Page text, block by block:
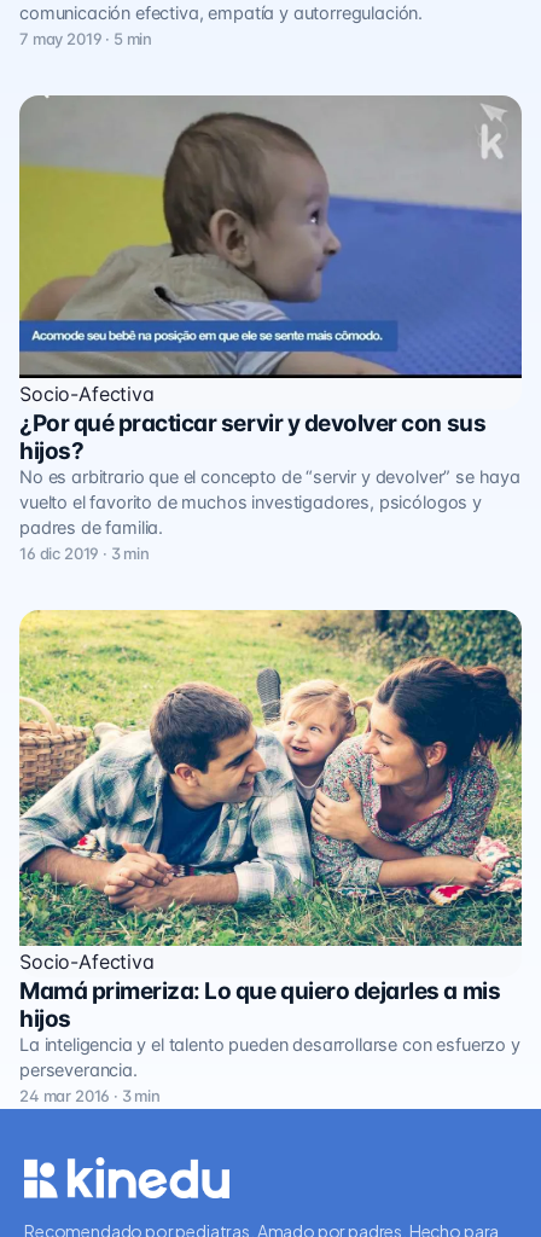
comunicación efectiva, empatía y autorregulación.
7 may 2019 · 5 min
Socio-Afectiva
¿Por qué practicar servir y devolver con sus
hijos?
No es arbitrario que el concepto de “servir y devolver” se haya
vuelto el favorito de muchos investigadores, psicólogos y
padres de familia.
16 dic 2019 · 3 min
Socio-Afectiva
Mamá primeriza: Lo que quiero dejarles a mis
hijos
La inteligencia y el talento pueden desarrollarse con esfuerzo y
perseverancia.
24 mar 2016 · 3 min
Recomendado por pediatras. Amado por padres. Hecho para